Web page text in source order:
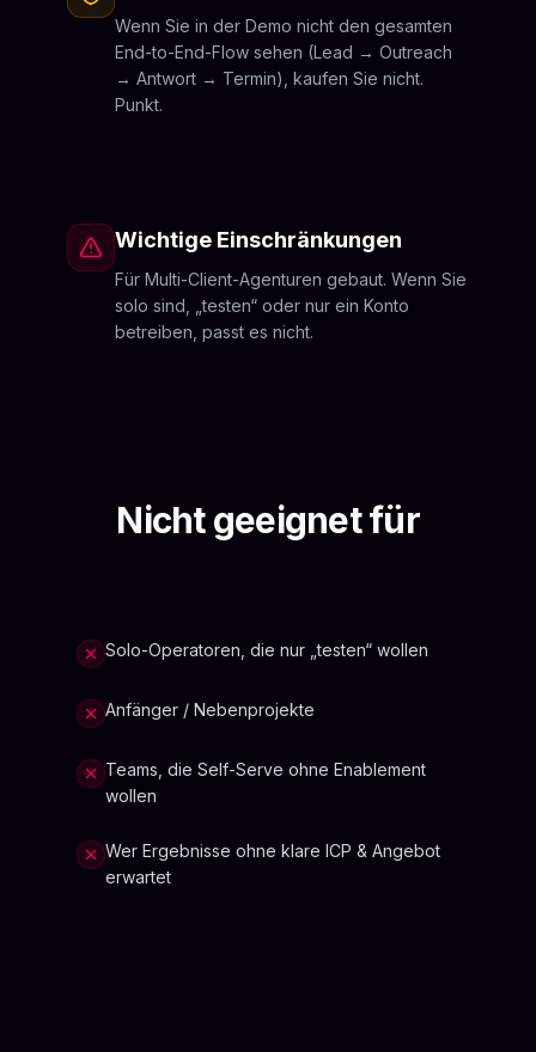
Wenn Sie in der Demo nicht den gesamten
End-to-End-Flow sehen (Lead → Outreach
→ Antwort → Termin), kaufen Sie nicht.
Punkt.
Wichtige Einschränkungen
Für Multi-Client-Agenturen gebaut. Wenn Sie
solo sind, „testen“ oder nur ein Konto
betreiben, passt es nicht.
Nicht geeignet für
Solo-Operatoren, die nur „testen“ wollen
Anfänger / Nebenprojekte
Teams, die Self-Serve ohne Enablement
wollen
Wer Ergebnisse ohne klare ICP & Angebot
erwartet